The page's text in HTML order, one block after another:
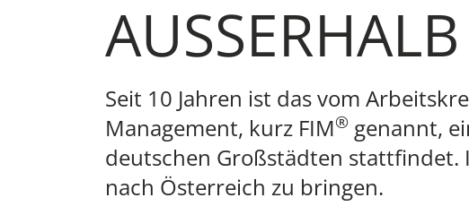
Seit 10 Jahren ist das vom
Management, kurz FIM® genannt,
deutschen Großstädten stattfindet.
nach Österreich zu bringen.